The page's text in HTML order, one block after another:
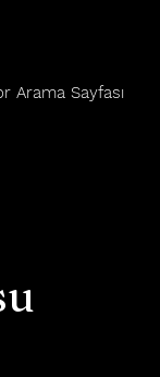
Arama Sayfası